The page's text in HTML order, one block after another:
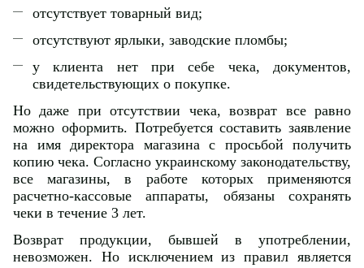
отсутствует товарный вид;
отсутствуют ярлыки, заводские пломбы;
у клиента нет при себе чека, документов,
свидетельствующих о покупке.
Но даже при отсутствии чека, возврат все равно
можно оформить. Потребуется составить заявление
на имя директора магазина с просьбой получить
копию чека. Согласно украинскому законодательству,
все магазины, в работе которых применяются
расчетно-кассовые аппараты, обязаны сохранять
чеки в течение 3 лет.
Возврат продукции, бывшей в употреблении,
невозможен. Но исключением из правил является